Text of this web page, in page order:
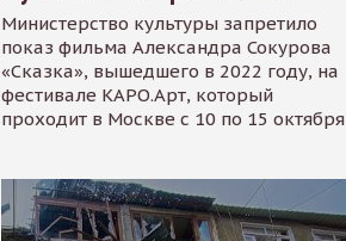
Министерство культуры запретило
показ фильма Александра Сокурова
«Сказка», вышедшего в 2022 году, на
фестивале КАРО.Арт, который
проходит в Москве с 10 по 15 октября